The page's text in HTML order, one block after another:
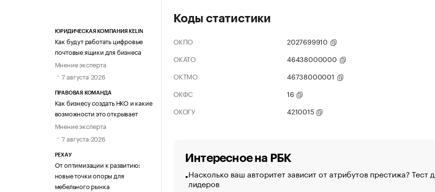
ЮРИДИЧЕСКАЯ КОМПАНИЯ KELIN
Как будут работать цифровые
почтовые ящики для бизнеса
Мнение эксперта
7 августа 2026
ПРАВОВАЯ КОМАНДА
Как бизнесу создать НКО и какие
возможности это открывает
Мнение эксперта
7 августа 2026
РЕХАУ
От оптимизации к развитию:
новые точки опоры для
мебельного рынка
Коды статистики
ОКПО
2027699910
ОКАТО
46438000000
ОКТМО
46738000001
ОКФС
16
ОКОГУ
4210015
Интересное на РБК
Насколько ваш авторитет зависит от атрибутов престижа? Тест
лидеров